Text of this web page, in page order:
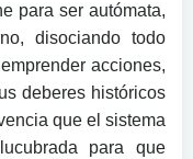
para ser autómata,
disociando todo
acciones,
deberes históricos
que el sistema
para que